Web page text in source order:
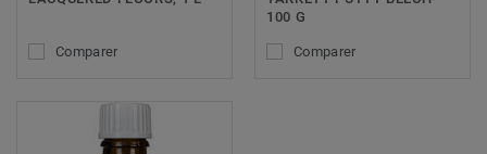
Comparer
100 G
Comparer